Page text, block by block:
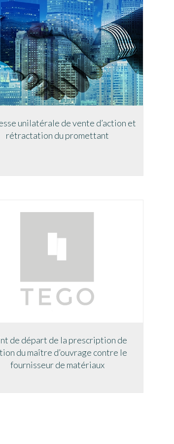
unilatérale de vente d’action et
rétractation du promettant
de départ de la prescription de
du maître d’ouvrage contre le
fournisseur de matériaux